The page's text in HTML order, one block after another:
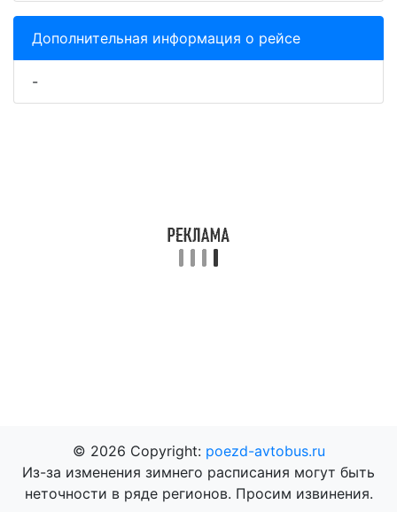
Дополнительная информация о рейсе
-
© 2026 Copyright: poezd-avtobus.ru
Из-за изменения зимнего расписания могут быть
неточности в ряде регионов. Просим извинения.